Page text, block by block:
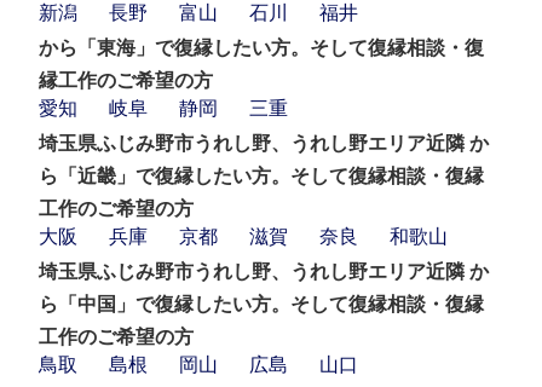
新潟
長野 富山 石川
福井
から「東海」で復縁したい方。そして復縁相談・復
縁工作のご希望の方
愛知
岐阜 静岡
三重
埼玉県ふじみ野市うれし野、うれし野エリア近隣 か
ら「近畿」で復縁したい方。そして復縁相談・復縁
工作のご希望の方
大阪
兵庫 京都 滋賀 奈良
和歌山
埼玉県ふじみ野市うれし野、うれし野エリア近隣 か
ら「中国」で復縁したい方。そして復縁相談・復縁
工作のご希望の方
鳥取
島根 岡山 広島
山口